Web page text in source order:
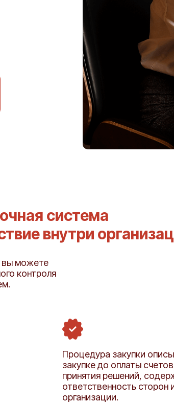
система
внутри
вы можете
контроля
Процедура закупки
закупке до оплаты
принятия решений,
ответственность
организации.